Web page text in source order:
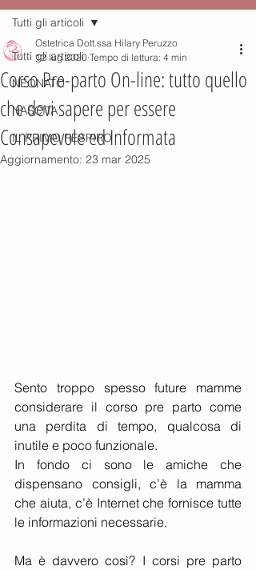
Tutti gli articoli
NEONATO
NASCITA
IL PRIMO RESPIRO
Tutti gli articoli
Corso Pre-parto On-line: tutto quello
che devi sapere per essere
Consapevole ed Informata
Ostetrica Dott.ssa Hilary Peruzzo
12 lug 2020 Tempo di lettura: 4 min
Aggiornamento: 23 mar 2025
Sento troppo spesso future mamme
considerare il corso pre parto come
una perdita di tempo, qualcosa di
inutile e poco funzionale.
In fondo ci sono le amiche che
dispensano consigli, c’è la mamma
che aiuta, c’è Internet che fornisce tutte
le informazioni necessarie.
Ma è davvero così? I corsi pre parto